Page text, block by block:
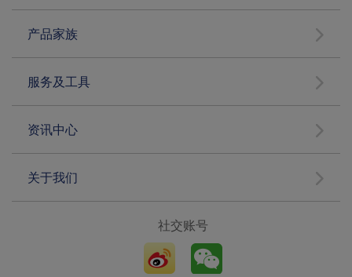
产品家族
服务及工具
资讯中心
关于我们
社交账号